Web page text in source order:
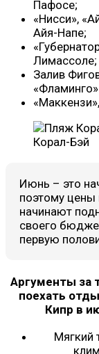
Пафосе;
«Нисси»,
Айя-Напе;
Лимассоле;
Залив
Корал-Бэй
Июнь – это
поэтому цены
начинают
своего
первую
Аргументы за
поехать
Кипр в
Мягкий